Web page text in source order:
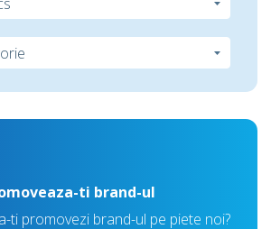
ti brand-ul
ti promovezi brand-ul pe piete noi?